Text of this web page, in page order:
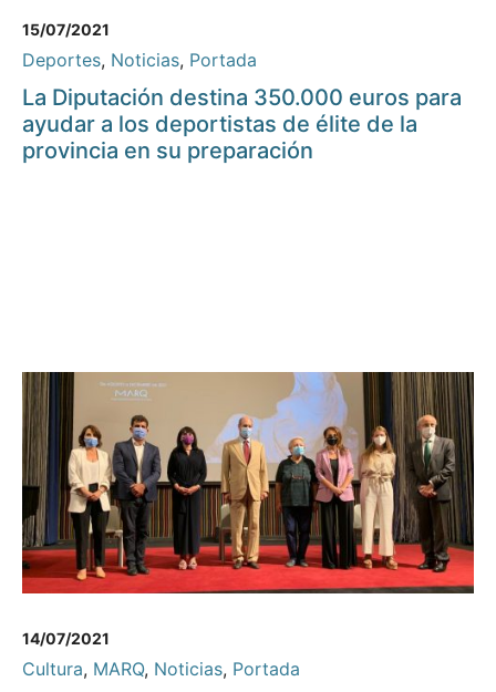
15/07/2021
Deportes, Noticias, Portada
La Diputación destina 350.000 euros para
ayudar a los deportistas de élite de la
provincia en su preparación
14/07/2021
Cultura, MARQ, Noticias, Portada